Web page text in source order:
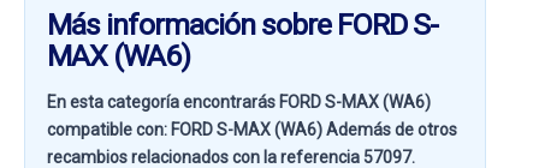
Más información sobre FORD S-
MAX (WA6)
En esta categoría encontrarás FORD S-MAX (WA6)
compatible con: FORD S-MAX (WA6)Además de otros
recambios relacionados con la referencia 57097.